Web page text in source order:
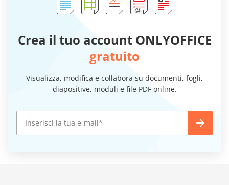
Crea il tuo account ONLYOFFICE
gratuito
Visualizza, modifica e collabora su documenti, fogli,
diapositive, moduli e file PDF online.